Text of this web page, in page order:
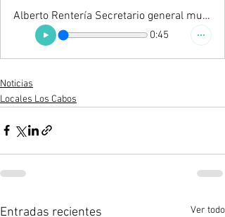
Alberto Rentería Secretario general municipal
0:45
Noticias
Locales Los Cabos
Entradas recientes Ver todo